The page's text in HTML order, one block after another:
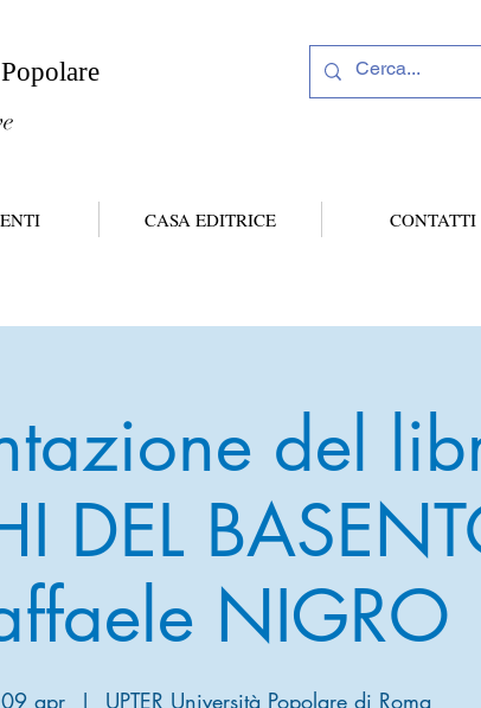
CASA EDITRICE CONTATTI
del
DEL
NIGRO
apr
  |
UPTER Università Popolare di Roma